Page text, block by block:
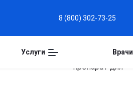
8 (800) 302-73-25
Услуги Врачи